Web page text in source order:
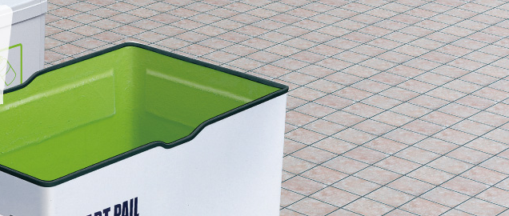
水産漁業・容器